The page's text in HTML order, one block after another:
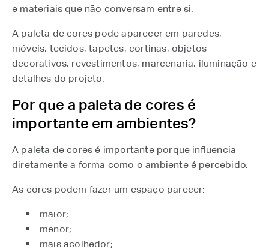
e materiais que não conversam entre si.
A paleta de cores pode aparecer em paredes,
móveis, tecidos, tapetes, cortinas, objetos
decorativos, revestimentos, marcenaria, iluminação e
detalhes do projeto.
Por que a paleta de cores é
importante em ambientes?
A paleta de cores é importante porque influencia
diretamente a forma como o ambiente é percebido.
As cores podem fazer um espaço parecer:
maior;
menor;
mais acolhedor;